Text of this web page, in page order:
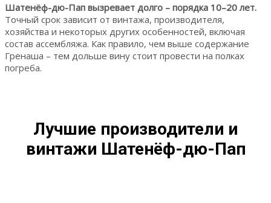
Шатенёф-дю-Пап вызревает долго – порядка 10–20 лет.
Точный срок зависит от винтажа, производителя,
хозяйства и некоторых других особенностей, включая
состав ассембляжа. Как правило, чем выше содержание
Гренаша – тем дольше вину стоит провести на полках
погреба.
Лучшие производители и
винтажи Шатенёф-дю-Пап